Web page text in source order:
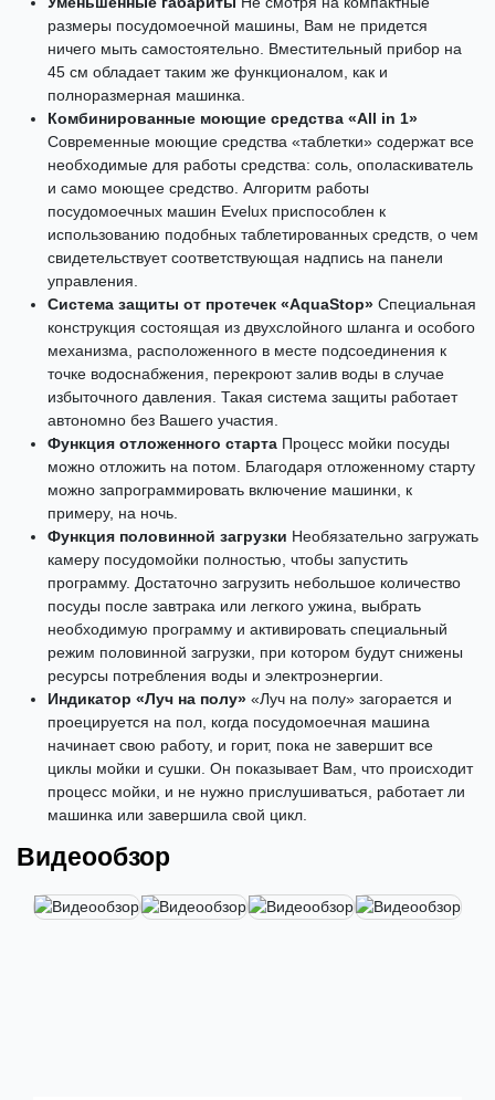
размеры посудомоечной машины, Вам не придется
ничего мыть самостоятельно. Вместительный прибор на
45 см обладает таким же функционалом, как и
полноразмерная машинка.
Комбинированные моющие средства «All in 1»
Современные моющие средства «таблетки» содержат все
необходимые для работы средства: соль, ополаскиватель
и само моющее средство. Алгоритм работы
посудомоечных машин Evelux приспособлен к
использованию подобных таблетированных средств, о чем
свидетельствует соответствующая надпись на панели
управления.
Система защиты от протечек «AquaStop» Специальная
конструкция состоящая из двухслойного шланга и особого
механизма, расположенного в месте подсоединения к
точке водоснабжения, перекроют залив воды в случае
избыточного давления. Такая система защиты работает
автономно без Вашего участия.
Функция отложенного старта Процесс мойки посуды
можно отложить на потом. Благодаря отложенному старту
можно запрограммировать включение машинки, к
примеру, на ночь.
Функция половинной загрузки Необязательно загружать
камеру посудомойки полностью, чтобы запустить
программу. Достаточно загрузить небольшое количество
посуды после завтрака или легкого ужина, выбрать
необходимую программу и активировать специальный
режим половинной загрузки, при котором будут снижены
ресурсы потребления воды и электроэнергии.
Индикатор «Луч на полу» «Луч на полу» загорается и
проецируется на пол, когда посудомоечная машина
начинает свою работу, и горит, пока не завершит все
циклы мойки и сушки. Он показывает Вам, что происходит
процесс мойки, и не нужно прислушиваться, работает ли
машинка или завершила свой цикл.
Видеообзор